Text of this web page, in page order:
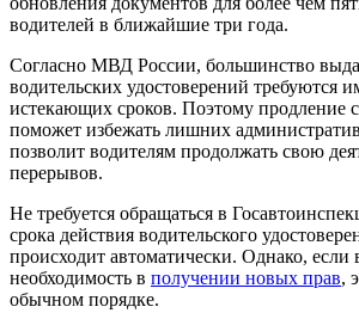
водителей в ближайшие три года.
Согласно МВД России, большинство
водительских удостоверений требуются
истекающих сроков. Поэтому продление
поможет избежать лишних
позволит водителям продолжать свою
перерывов.
Не требуется обращаться в
срока действия водительского
происходит автоматически. Однако, если
необходимость в получении новых прав,
обычном порядке.